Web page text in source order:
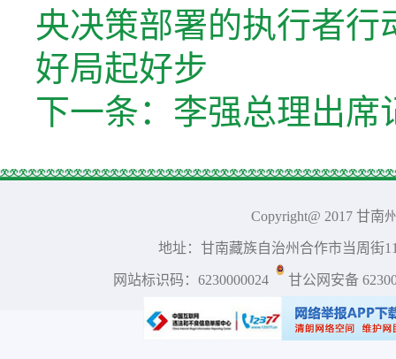
央决策部署的执行者
好局起好步
下一条： 李强总理出席
Copyright@ 2017 甘南
地址：甘南藏族自治州合作市当周街
网站标识码：6230000024 甘公网安备